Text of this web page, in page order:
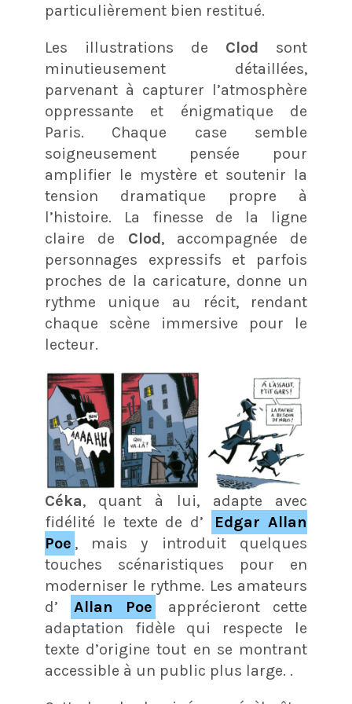
particulièrement bien restitué.
Les illustrations de Clod sont
minutieusement détaillées,
parvenant à capturer l’atmosphère
oppressante et énigmatique de
Paris. Chaque case semble
soigneusement pensée pour
amplifier le mystère et soutenir la
tension dramatique propre à
l’histoire. La finesse de la ligne
claire de Clod, accompagnée de
personnages expressifs et parfois
proches de la caricature, donne un
rythme unique au récit, rendant
chaque scène immersive pour le
lecteur.
Céka, quant à lui, adapte avec
fidélité le texte de d’
Edgar Allan
Poe , mais y introduit quelques
touches scénaristiques pour en
moderniser le rythme. Les amateurs
d’
Allan Poe
apprécieront cette
adaptation fidèle qui respecte le
texte d’origine tout en se montrant
accessible à un public plus large. .